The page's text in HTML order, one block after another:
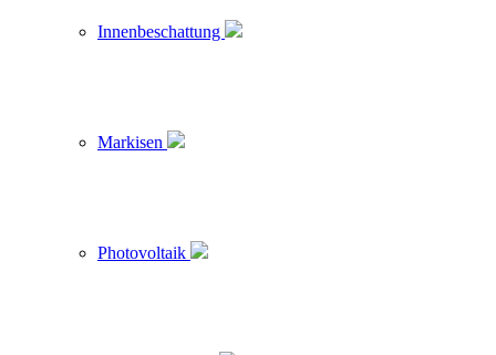
Innenbeschattung
Markisen
Photovoltaik